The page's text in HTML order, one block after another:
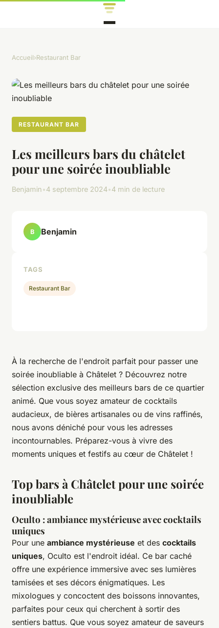
Accueil›Restaurant Bar
RESTAURANT BAR
Les meilleurs bars du châtelet
pour une soirée inoubliable
Benjamin•4 septembre 2024•4 min de lecture
À la recherche de l'endroit parfait pour passer une
soirée inoubliable à Châtelet ? Découvrez notre
sélection exclusive des meilleurs bars de ce quartier
animé. Que vous soyez amateur de cocktails
audacieux, de bières artisanales ou de vins raffinés,
nous avons déniché pour vous les adresses
incontournables. Préparez-vous à vivre des
moments uniques et festifs au cœur de Châtelet !
Top bars à Châtelet pour une soirée
inoubliable
Oculto : ambiance mystérieuse avec cocktails
uniques
Pour une ambiance mystérieuse et des cocktails
uniques, Oculto est l'endroit idéal. Ce bar caché
offre une expérience immersive avec ses lumières
tamisées et ses décors énigmatiques. Les
mixologues y concoctent des boissons innovantes,
parfaites pour ceux qui cherchent à sortir des
sentiers battus. Que vous soyez amateur de saveurs
B Benjamin
TAGS
Restaurant Bar